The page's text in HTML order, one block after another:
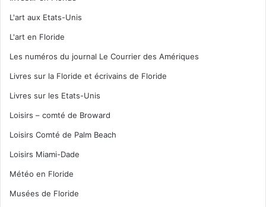
L'art aux Etats-Unis
L'art en Floride
Les numéros du journal Le Courrier des Amériques
Livres sur la Floride et écrivains de Floride
Livres sur les Etats-Unis
Loisirs – comté de Broward
Loisirs Comté de Palm Beach
Loisirs Miami-Dade
Météo en Floride
Musées de Floride